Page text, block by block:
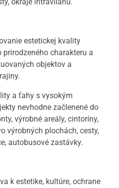
okraje intravilánu.
estetickej kvality
prirodzeného charakteru a
objektov a
a ťahy s vysokým
nevhodne začlenené do
výrobné areály, cintoríny,
výrobných plochách, cesty,
autobusové zastávky.
k estetike, kultúre, ochrane